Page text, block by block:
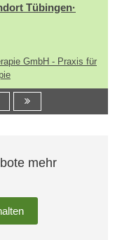
Tübingen·
GmbH - Praxis für
mehr